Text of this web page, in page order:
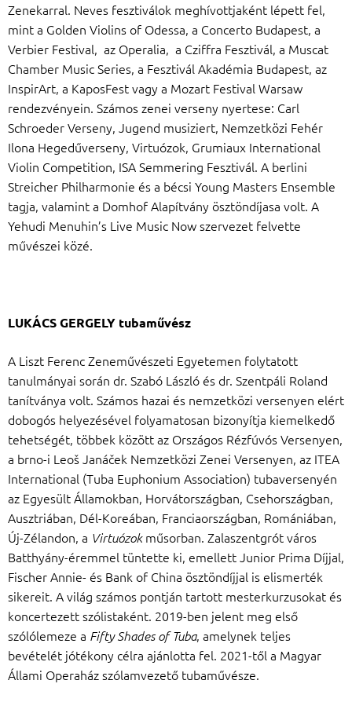
Zenekarral. Neves fesztiválok meghívottjaként lépett fel,
mint a Golden Violins of Odessa, a Concerto Budapest, a
Verbier Festival, az Operalia, a Cziffra Fesztivál, a Muscat
Chamber Music Series, a Fesztivál Akadémia Budapest, az
InspirArt, a KaposFest vagy a Mozart Festival Warsaw
rendezvényein. Számos zenei verseny nyertese: Carl
Schroeder Verseny, Jugend musiziert, Nemzetközi Fehér
Ilona Hegedűverseny, Virtuózok, Grumiaux International
Violin Competition, ISA Semmering Fesztivál. A berlini
Streicher Philharmonie és a bécsi Young Masters Ensemble
tagja, valamint a Domhof Alapítvány ösztöndíjasa volt. A
Yehudi Menuhin’s Live Music Now szervezet felvette
művészei közé.
LUKÁCS GERGELY tubaművész
A Liszt Ferenc Zeneművészeti Egyetemen folytatott
tanulmányai során dr. Szabó László és dr. Szentpáli Roland
tanítványa volt. Számos hazai és nemzetközi versenyen elért
dobogós helyezésével folyamatosan bizonyítja kiemelkedő
tehetségét, többek között az Országos Rézfúvós Versenyen,
a brno-i Leoš Janáček Nemzetközi Zenei Versenyen, az ITEA
International (Tuba Euphonium Association) tubaversenyén
az Egyesült Államokban, Horvátországban, Csehországban,
Ausztriában, Dél-Koreában, Franciaországban, Romániában,
Új-Zélandon, a Virtuózokműsorban. Zalaszentgrót város
Batthyány-éremmel tüntette ki, emellett Junior Prima Díjjal,
Fischer Annie- és Bank of China ösztöndíjjal is elismerték
sikereit. A világ számos pontján tartott mesterkurzusokat és
koncertezett szólistaként. 2019-ben jelent meg első
szólólemeze a Fifty Shades of Tuba, amelynek teljes
bevételét jótékony célra ajánlotta fel. 2021-től a Magyar
Állami Operaház szólamvezető tubaművésze.